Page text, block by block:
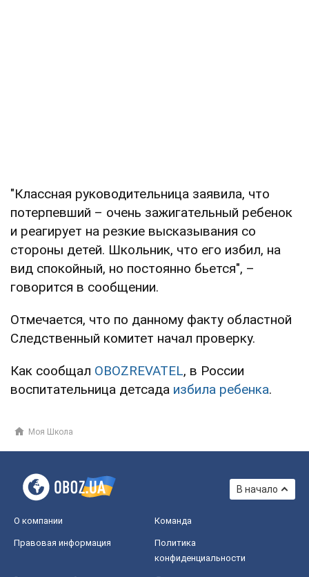
"Классная руководительница заявила, что
потерпевший – очень зажигательный ребенок
и реагирует на резкие высказывания со
стороны детей. Школьник, что его избил, на
вид спокойный, но постоянно бьется", –
говорится в сообщении.
Отмечается, что по данному факту областной
Следственный комитет начал проверку.
Как сообщал OBOZREVATEL, в России
воспитательница детсада избила ребенка.
Моя Школа
В начало
О компании Команда
Правовая информация
Политика
конфиденциальности